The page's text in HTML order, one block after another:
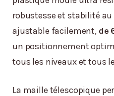
robustesse et stabilité
ajustable facilement, de
un positionnement
tous les niveaux et tous
La maille télescopique